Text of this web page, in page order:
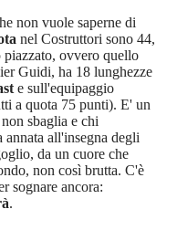
non vuole saperne di
nel Costruttori sono 44,
ovvero quello
Guidi, ha 18 lunghezze
e sull'equipaggio
a quota 75 punti). E' un
sbaglia e chi
all'insegna degli
da un cuore che
non così brutta. C'è
sognare ancora:
.